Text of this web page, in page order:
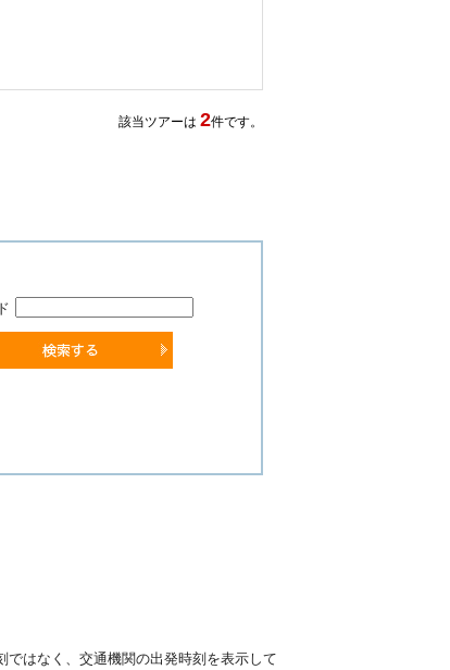
該当ツアーは 2件です。
ではなく、交通機関の出発時刻を表示して